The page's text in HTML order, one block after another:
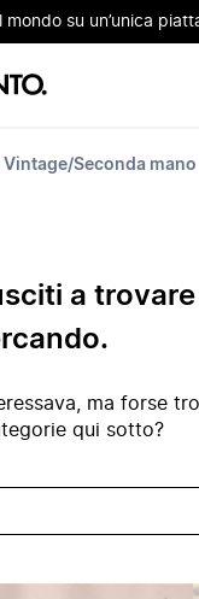
su un’unica
Vintage/Seconda mano
a
ma forse
qui sotto?